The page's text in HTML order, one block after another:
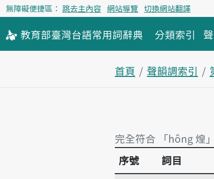
無障礙便捷區： 跳去主內容 網站導覽 切換網站翻譯
教育部臺灣台語常用詞辭典 分類索引
首頁 聲韻調索引
完全符合 「hông 煌
序號 詞目